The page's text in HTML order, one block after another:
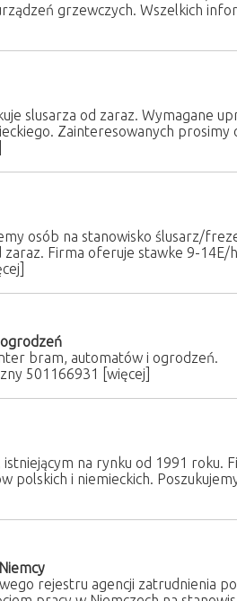
grzewczych. Wszelkich
slusarza od zaraz. Wymagane
Zainteresowanych prosimy
osób na stanowisko ślusarz/
zaraz. Firma oferuje stawke 9-14E/
bram, automatów i ogrodzeń.
501166931
[więcej]
na rynku od 1991 roku.
polskich i niemieckich.
rejestru agencji zatrudnienia